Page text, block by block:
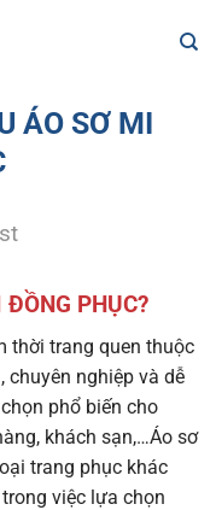
ÁO SƠ MI
PHỤC?
thời trang quen thuộc
nghiệp và dễ
phổ biến cho
khách sạn,…Áo sơ
trang phục khác
việc lựa chọn